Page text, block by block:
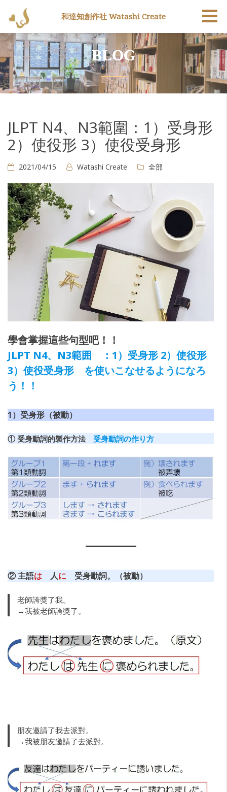
BLOG
JLPT N4、N3範圍：1）受身形
2）使役形 3）使役受身形
2021/04/15 Watashi Create 全部
學會掌握這些句型吧！！
JLPT N4、N3範囲 ：1）受身形 2）使役形
3）使役受身形 を使いこなせるようになろ
う！！
1）受身形（被動）
① 受身動詞的製作方法 受身動詞の作り方
② 主語は 人に 受身動詞。（被動）
老師誇獎了我。
→我被老師誇獎了。
朋友邀請了我去派對。
→我被朋友邀請了去派對。
和達知創作社 Watashi Create